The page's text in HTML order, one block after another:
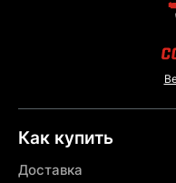
Как купить
Доставка